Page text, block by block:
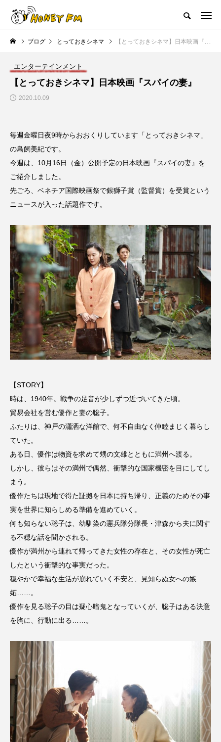
ハニーエフエム｜地域・人にフォーカスし発信するウェブラジオ局
HOME ハニーFMの紹介 後援申請 フリーペーパー プレ
NEW POST
最終回【JAZZ Bar cozy】3月7
ました！
2024.03.07
ットの山本さん
2026.07.14
TAG LIST
10周年記念 12月号
1975年のケルン・コンサート 1学期 1年生
2024年度 2025年 2025年度 2026
2026年
3年生
7月 accototo BAD GENIUS BL出版
CONCLAVE CROSSING 心の交差点
DEPARTURES
HONEY FM IT’S OKAY！ J-POP
JAZZ KADOKAWA KDDI
LATE SHIFT Let's 追求 The 牛肉
lets追求the牛肉
MOCOコレクション オムニバス
Playground/校庭
ROKKO森の音ミュージアム
SAKDAC HARMO
SANDA ORGANIC VILLAGE MEETINGのつながるラジオ
SDGs・タイプスマート農業推進プロジェクト関西学院
ブログ とっておきシネマ 【とっておきシネマ】日本映画『スパイの妻』
エンターテインメント
【とっておきシネマ】日本映画『スパイの妻』
2020.10.09
毎週金曜日夜9時からおおくりしています「とっておきシネマ」
の鳥飼美紀です。
今週は、10月16日（金）公開予定の日本映画『スパイの妻』を
ご紹介しました。
先ごろ、ベネチア国際映画祭で銀獅子賞（監督賞）を受賞という
ニュースが入った話題作です。
【STORY】
時は、1940年。戦争の足音が少しずつ近づいてきた頃。
貿易会社を営む優作と妻の聡子。
ふたりは、神戸の瀟洒な洋館で、何不自由なく仲睦まじく暮らし
ていた。
ある日、優作は物資を求めて甥の文雄とともに満州へ渡る。
しかし、彼らはその満州で偶然、衝撃的な国家機密を目にしてし
まう。
優作たちは現地で得た証拠を日本に持ち帰り、正義のためその事
実を世界に知らしめる準備を進めていく。
何も知らない聡子は、幼馴染の憲兵隊分隊長・津森から夫に関す
る不穏な話を聞かされる。
優作が満州から連れて帰ってきた女性の存在と、その女性が死亡
したという衝撃的な事実だった。
穏やかで幸福な生活が崩れていく不安と、見知らぬ女への嫉
妬……。
優作を見る聡子の目は疑心暗鬼となっていくが、聡子はある決意
を胸に、行動に出る……。